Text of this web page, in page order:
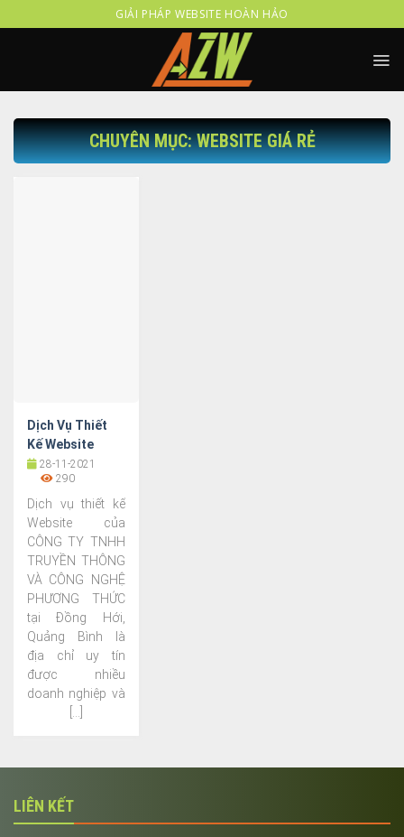
to
GIẢI PHÁP WEBSITE HOÀN HẢO
CHUYÊN MỤC: WEBSITE GIÁ RẺ
Dịch Vụ Thiết
Kế Website
Chuyên Nghiệp,
Uy Tín Tại
Quảng Bình
28-11-2021
290
Dịch vụ thiết kế
Website của
CÔNG TY TNHH
TRUYỀN THÔNG
VÀ CÔNG NGHỆ
PHƯƠNG THỨC
tại Đồng Hới,
Quảng Bình là
địa chỉ uy tín
được nhiều
doanh nghiệp và
LIÊN KẾT